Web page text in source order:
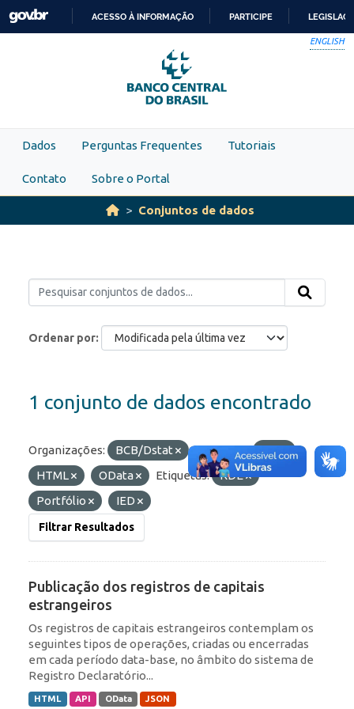
Skip to main content
PARA
O
CONTEÚDO
ACESSO À INFORMAÇÃO PARTICIPE
ENGLISH
Dados Perguntas Frequentes Tutoriais
Contato Sobre o Portal
Conjuntos de dados
Ordenar por
1 conjunto de dados encontrado
Organizações: BCB/Dstat Formatos:
API
HTML
OData Etiquetas:
RDE
Portfólio
IED
Filtrar Resultados
Publicação dos registros de capitais
estrangeiros
Os registros de capitais estrangeiros contemplam os
seguintes tipos de operações, criadas ou encerradas
em cada período data-base, no âmbito do sistema de
Registro Declaratório...
HTML API OData JSON